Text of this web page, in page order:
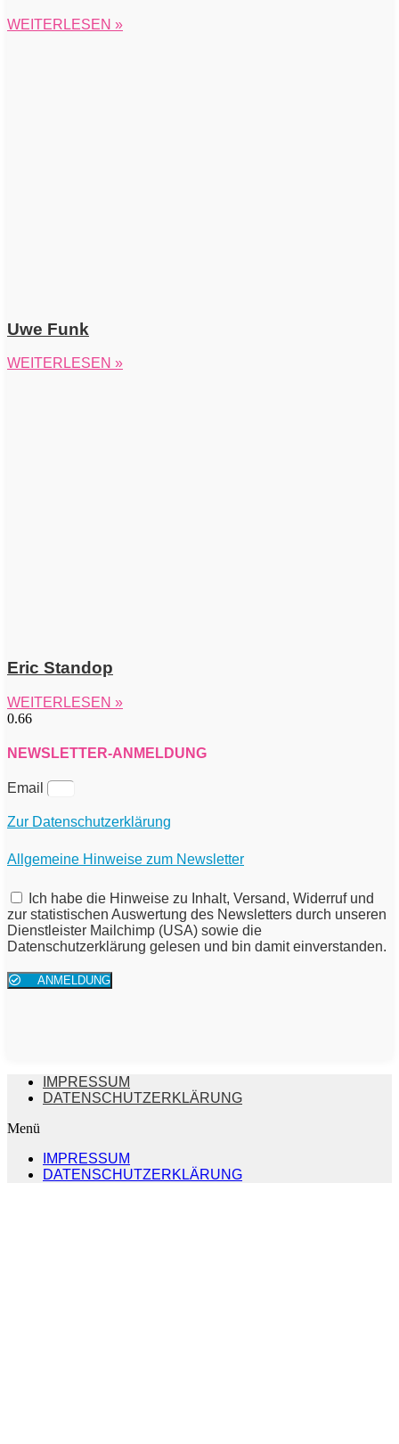
WEITERLESEN »
Uwe Funk
WEITERLESEN »
Eric Standop
WEITERLESEN »
NEWSLETTER-ANMELDUNG
Email
Zur Datenschutzerklärung
Allgemeine Hinweise zum Newsletter
Ich habe die Hinweise zu Inhalt, Versand, Widerruf und
zur statistischen Auswertung des Newsletters durch unseren
Dienstleister Mailchimp (USA) sowie die
Datenschutzerklärung gelesen und bin damit einverstanden.
ANMELDUNG
IMPRESSUM
DATENSCHUTZERKLÄRUNG
Menü
IMPRESSUM
DATENSCHUTZERKLÄRUNG